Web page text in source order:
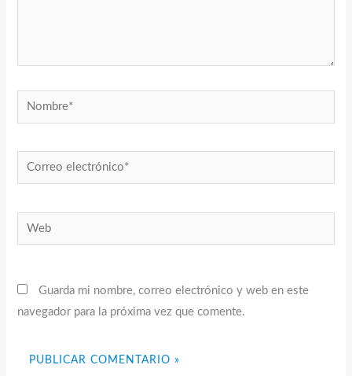
Nombre*
Correo
electrónico*
Web
Guarda mi nombre, correo electrónico y web en este
navegador para la próxima vez que comente.